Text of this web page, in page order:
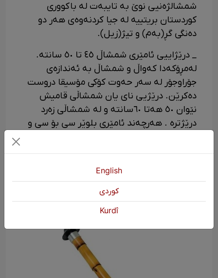
شمشالژەنیی نوێ به تایبەت له باکووری
کوردستان بریتییه له جیا کردنەوەی هەر دو
دەنگی گڕ(بەم) و تیژ(زیل).
_ درێژاییی ئامێری شمشاڵ ٤٥ تا ٥٠ سانته.
لەمڕۆکەدا کەواڵ و شمشاڵ به ئەندازەی
جۆراوجۆر له سەر حەوت کۆکی مۆسیقا دروست
دەکرێن. درێژیی نای یان شمشاڵی قامیش
نێوان ٥٠ هەتا ٦٠سانته و لە شمشاڵی زەرد
درێژترە . هەرچەند ئامێری بلوێر سی بۆ سی و
شمشاڵ دەستنیشان دەکرێ کە لە نۆ قەف
(گرێ) پێک هاتبێ.
English
كوردی
Kurdî